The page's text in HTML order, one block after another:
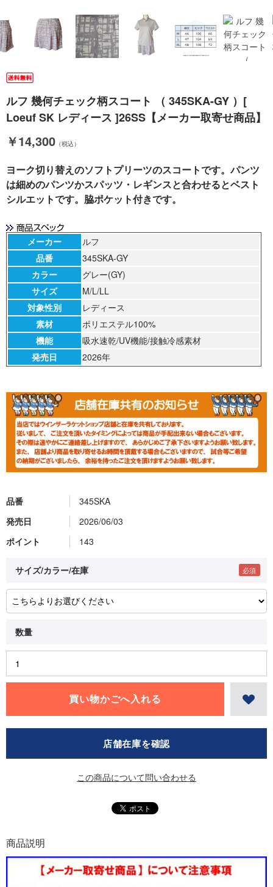
ルフ 幾何チェック柄スコート （ 345SKA-GY ）[
Loeuf SK レディース ]26SS【メーカー取寄せ商品】
￥14,300 （税込）
品番
345SKA
発売日
2026/06/03
ポイント
143
サイズ/カラー/在庫
店舗在庫を確認
この商品について問い合わせる
ヨーク切り替えのソフトプリーツのスコートです。パンツ
は細めのパンツかスパッツ・レギンスと合わせるとベスト
シルエットです。脇ポケット付きです。
メーカー
ルフ
品番
345SKA-GY
カラー
グレー(GY)
サイズ
M/L/LL
対象性別
レディース
素材
ポリエステル100%
機能
吸水速乾/UV機能/接触冷感素材
発売日
2026年
商品説明